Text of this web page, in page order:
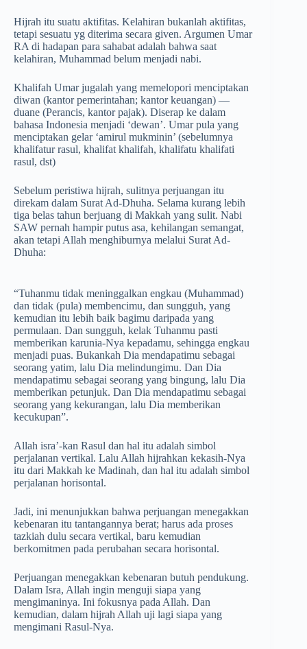
Hijrah itu suatu aktifitas. Kelahiran bukanlah aktifitas,
tetapi sesuatu yg diterima secara given. Argumen Umar
RA di hadapan para sahabat adalah bahwa saat
kelahiran, Muhammad belum menjadi nabi.
Khalifah Umar jugalah yang memelopori menciptakan
diwan (kantor pemerintahan; kantor keuangan) —
duane (Perancis, kantor pajak). Diserap ke dalam
bahasa Indonesia menjadi ‘dewan’. Umar pula yang
menciptakan gelar ‘amirul mukminin’ (sebelumnya
khalifatur rasul, khalifat khalifah, khalifatu khalifati
rasul, dst)
Sebelum peristiwa hijrah, sulitnya perjuangan itu
direkam dalam Surat Ad-Dhuha. Selama kurang lebih
tiga belas tahun berjuang di Makkah yang sulit. Nabi
SAW pernah hampir putus asa, kehilangan semangat,
akan tetapi Allah menghiburnya melalui Surat Ad-
Dhuha:
“Tuhanmu tidak meninggalkan engkau (Muhammad)
dan tidak (pula) membencimu, dan sungguh, yang
kemudian itu lebih baik bagimu daripada yang
permulaan. Dan sungguh, kelak Tuhanmu pasti
memberikan karunia-Nya kepadamu, sehingga engkau
menjadi puas. Bukankah Dia mendapatimu sebagai
seorang yatim, lalu Dia melindungimu. Dan Dia
mendapatimu sebagai seorang yang bingung, lalu Dia
memberikan petunjuk. Dan Dia mendapatimu sebagai
seorang yang kekurangan, lalu Dia memberikan
kecukupan”.
Allah isra’-kan Rasul dan hal itu adalah simbol
perjalanan vertikal. Lalu Allah hijrahkan kekasih-Nya
itu dari Makkah ke Madinah, dan hal itu adalah simbol
perjalanan horisontal.
Jadi, ini menunjukkan bahwa perjuangan menegakkan
kebenaran itu tantangannya berat; harus ada proses
tazkiah dulu secara vertikal, baru kemudian
berkomitmen pada perubahan secara horisontal.
Perjuangan menegakkan kebenaran butuh pendukung.
Dalam Isra, Allah ingin menguji siapa yang
mengimaninya. Ini fokusnya pada Allah. Dan
kemudian, dalam hijrah Allah uji lagi siapa yang
mengimani Rasul-Nya.